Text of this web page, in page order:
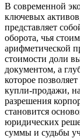
В современной
ключевых
представляет
оборота, чья
арифметической
стоимости доли
документом, а
которое
купли-продажи,
разрешения
становится
юридических
суммы и судьбы